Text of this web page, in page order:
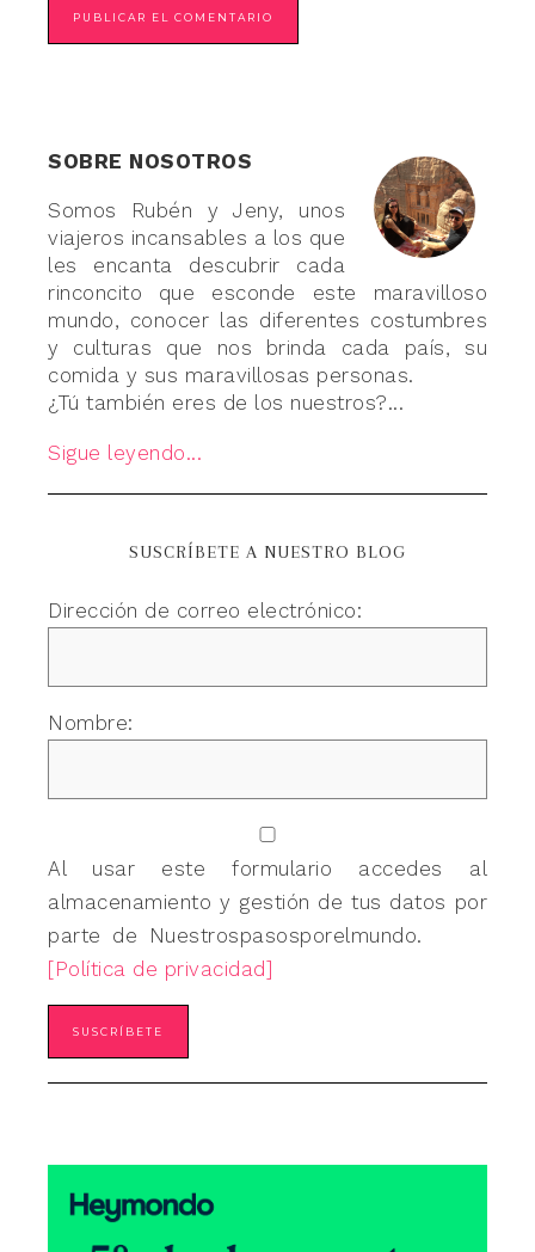
SOBRE NOSOTROS
Somos Rubén y Jeny, unos
viajeros incansables a los que
les encanta descubrir cada
rinconcito que esconde este maravilloso
mundo, conocer las diferentes costumbres
y culturas que nos brinda cada país, su
comida y sus maravillosas personas.
¿Tú también eres de los nuestros?...
Sigue leyendo...
SUSCRÍBETE A NUESTRO BLOG
Dirección de correo electrónico:
Nombre:
Al usar este formulario accedes al
almacenamiento y gestión de tus datos por
parte de Nuestrospasosporelmundo.
[Política de privacidad]